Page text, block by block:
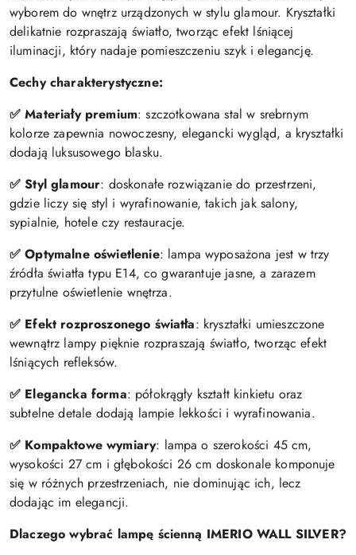
wyborem do wnętrz urządzonych w stylu glamour. Kryształki
delikatnie rozpraszają światło, tworząc efekt lśniącej
iluminacji, który nadaje pomieszczeniu szyk i elegancję.
Cechy charakterystyczne:
✅Materiały premium: szczotkowana stal w srebrnym
kolorze zapewnia nowoczesny, elegancki wygląd, a kryształki
dodają luksusowego blasku.
✅Styl glamour: doskonałe rozwiązanie do przestrzeni,
gdzie liczy się styl i wyrafinowanie, takich jak salony,
sypialnie, hotele czy restauracje.
✅Optymalne oświetlenie: lampa wyposażona jest w trzy
źródła światła typu E14, co gwarantuje jasne, a zarazem
przytulne oświetlenie wnętrza.
✅ Efekt rozproszonego światła: kryształki umieszczone
wewnątrz lampy pięknie rozpraszają światło, tworząc efekt
lśniących refleksów.
✅ Elegancka forma: półokrągły kształt kinkietu oraz
subtelne detale dodają lampie lekkości i wyrafinowania.
✅ Kompaktowe wymiary: lampa o szerokości 45 cm,
wysokości 27 cm i głębokości 26 cm doskonale komponuje
się w różnych przestrzeniach, nie dominując ich, lecz
dodając im elegancji.
Dlaczego wybrać lampę ścienną IMERIO WALL SILVER?